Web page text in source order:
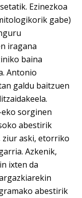
Ezinezkoa
gabe)
iragana
baina
Antonio
galdu baitzuen
sorginen
abestirik
ziur aski, etorriko
Azkenik,
ixten da
abestirik